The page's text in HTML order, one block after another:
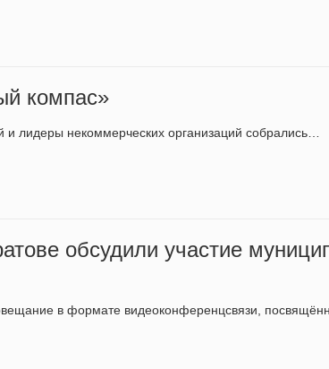
компас»
лидеры некоммерческих организаций собрались…
обсудили участие
в формате видеоконференцсвязи,